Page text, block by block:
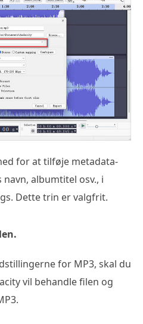
for at tilføje metadata-
albumtitel osv., i
Dette trin er valgfrit.
for MP3, skal du
vil behandle filen og